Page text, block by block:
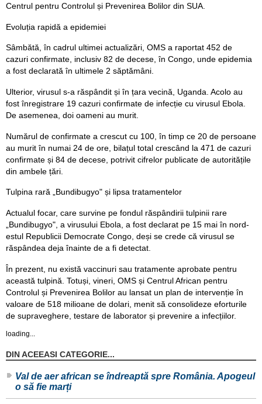
Centrul pentru Controlul și Prevenirea Bolilor din SUA.
Evoluția rapidă a epidemiei
Sâmbătă, în cadrul ultimei actualizări, OMS a raportat 452 de
cazuri confirmate, inclusiv 82 de decese, în Congo, unde epidemia
a fost declarată în ultimele 2 săptămâni.
Ulterior, virusul s-a răspândit și în țara vecină, Uganda. Acolo au
fost înregistrare 19 cazuri confirmate de infecție cu virusul Ebola.
De asemenea, doi oameni au murit.
Numărul de confirmate a crescut cu 100, în timp ce 20 de persoane
au murit în numai 24 de ore, bilațul total crescând la 471 de cazuri
confirmate și 84 de decese, potrivit cifrelor publicate de autoritățile
din ambele țări.
Tulpina rară „Bundibugyo" și lipsa tratamentelor
Actualul focar, care survine pe fondul răspândirii tulpinii rare
„Bundibugyo", a virusului Ebola, a fost declarat pe 15 mai în nord-
estul Republicii Democrate Congo, deși se crede că virusul se
răspândea deja înainte de a fi detectat.
În prezent, nu există vaccinuri sau tratamente aprobate pentru
această tulpină. Totuși, vineri, OMS și Centrul African pentru
Controlul și Prevenirea Bolilor au lansat un plan de intervenție în
valoare de 518 milioane de dolari, menit să consolideze eforturile
de supraveghere, testare de laborator și prevenire a infecțiilor.
loading...
DIN ACEEASI CATEGORIE...
Val de aer african se îndreaptă spre România. Apogeul
o să fie marți